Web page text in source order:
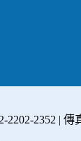
2352 | 傳